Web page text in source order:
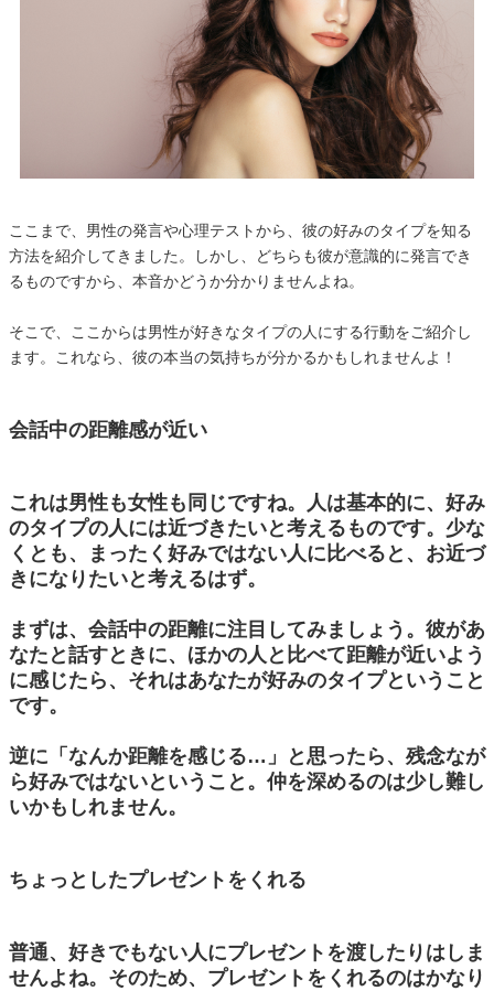
ここまで、男性の発言や心理テストから、彼の好みのタイプを知る
方法を紹介してきました。しかし、どちらも彼が意識的に発言でき
るものですから、本音かどうか分かりませんよね。
そこで、ここからは男性が好きなタイプの人にする行動をご紹介し
ます。これなら、彼の本当の気持ちが分かるかもしれませんよ！
会話中の距離感が近い
これは男性も女性も同じですね。人は基本的に、好み
のタイプの人には近づきたいと考えるものです。少な
くとも、まったく好みではない人に比べると、お近づ
きになりたいと考えるはず。
まずは、会話中の距離に注目してみましょう。彼があ
なたと話すときに、ほかの人と比べて距離が近いよう
に感じたら、それはあなたが好みのタイプということ
です。
逆に「なんか距離を感じる…」と思ったら、残念なが
ら好みではないということ。仲を深めるのは少し難し
いかもしれません。
ちょっとしたプレゼントをくれる
普通、好きでもない人にプレゼントを渡したりはしま
せんよね。そのため、プレゼントをくれるのはかなり